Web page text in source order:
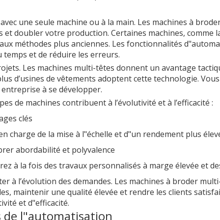
une seule machine ou à la main. Les machines à
doubler votre production. Certaines machines, comme
méthodes plus anciennes. Les fonctionnalités
et de réduire les erreurs.
Les machines multi-têtes donnent un avantage
d’usines de vêtements adoptent cette technologie.
à se développer.
de machines contribuent à l’évolutivité et à l’efficacité :
clés
charge de la mise à l"échelle et d"un rendement plus
abordabilité et polyvalence
à la fois des travaux personnalisés à marge élevée et
à l’évolution des demandes. Les machines à broder
maintenir une qualité élevée et rendre les clients
et d"efficacité.
de l"automatisation